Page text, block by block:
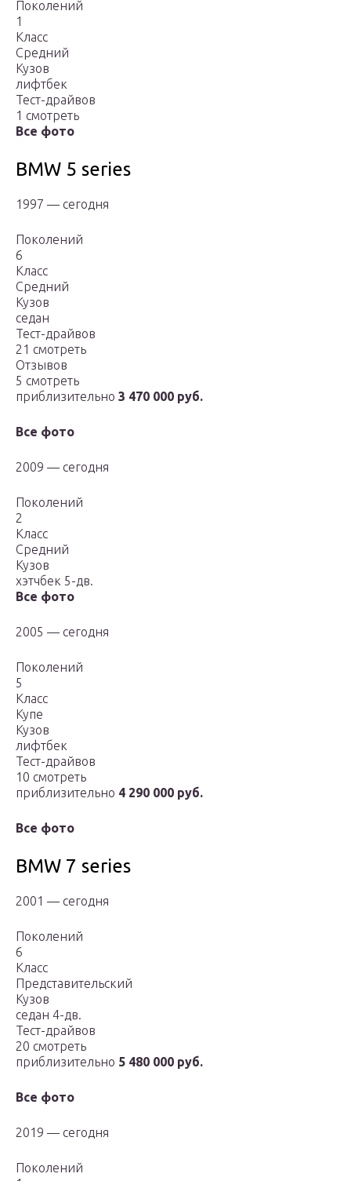
Поколений
1
Класс
Средний
Кузов
лифтбек
Тест-драйвов
1 смотреть
Все фото
BMW 5 series
1997 — сегодня
Поколений
6
Класс
Средний
Кузов
седан
Тест-драйвов
21 смотреть
Отзывов
5 смотреть
приблизительно 3 470 000 руб.
Все фото
2009 — сегодня
Поколений
2
Класс
Средний
Кузов
хэтчбек 5-дв.
Все фото
2005 — сегодня
Поколений
5
Класс
Купе
Кузов
лифтбек
Тест-драйвов
10 смотреть
приблизительно 4 290 000 руб.
Все фото
BMW 7 series
2001 — сегодня
Поколений
6
Класс
Представительский
Кузов
седан 4-дв.
Тест-драйвов
20 смотреть
приблизительно 5 480 000 руб.
Все фото
2019 — сегодня
Поколений